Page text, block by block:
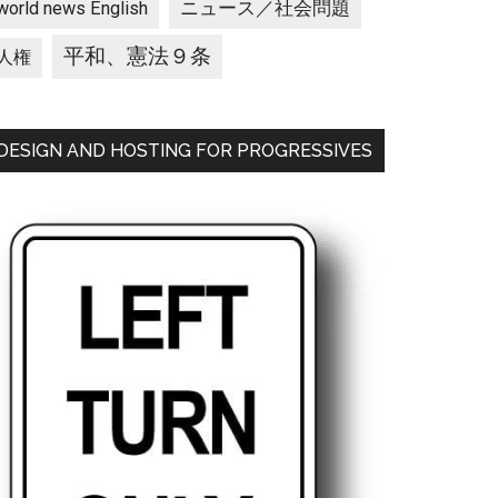
news English ニュース／社会問題
権 平和、憲法９条
AND HOSTING FOR PROGRESSIVES